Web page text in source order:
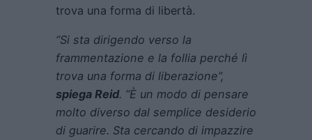
trova una forma di libertà.
“Si sta dirigendo verso la
frammentazione e la follia perché lì
trova una forma di liberazione”,
spiega Reid. “È un modo di pensare
molto diverso dal semplice desiderio
di guarire. Sta cercando di impazzire